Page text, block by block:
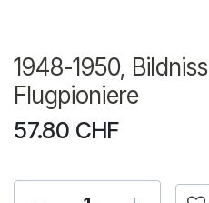
1948-1950,
Flugpioniere
57.80 CHF